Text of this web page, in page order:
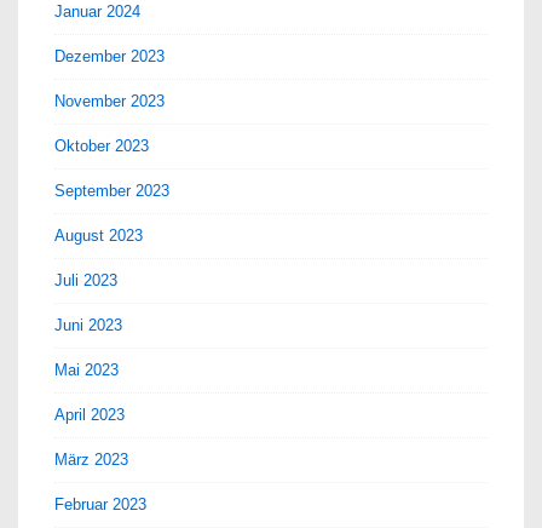
Januar 2024
Dezember 2023
November 2023
Oktober 2023
September 2023
August 2023
Juli 2023
Juni 2023
Mai 2023
April 2023
März 2023
Februar 2023